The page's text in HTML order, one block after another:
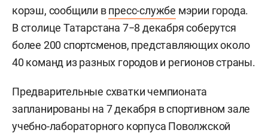
корэш, сообщили впресс-службе мэрии города.
В столице Татарстана 7−8 декабря соберутся
более 200 спортсменов, представляющих около
40 команд из разных городов и регионов страны.
Предварительные схватки чемпионата
запланированы на 7 декабря в спортивном зале
учебно-лабораторного корпуса Поволжской